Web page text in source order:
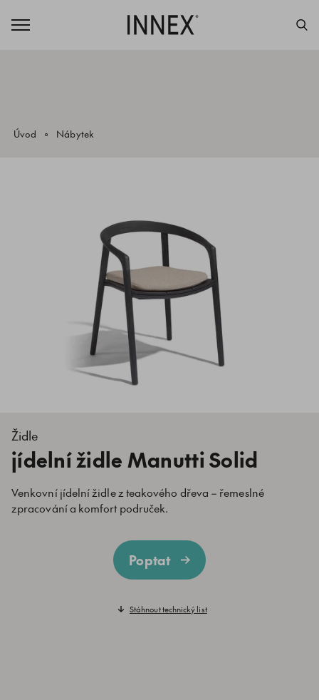
Úvod Nábytek
Židle
jídelní židle Manutti Solid
Venkovní jídelní židle z teakového dřeva – řemeslné
zpracování a komfort područek.
Poptat
Stáhnout technický list